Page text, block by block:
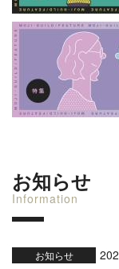
お知らせ
Information
お知らせ